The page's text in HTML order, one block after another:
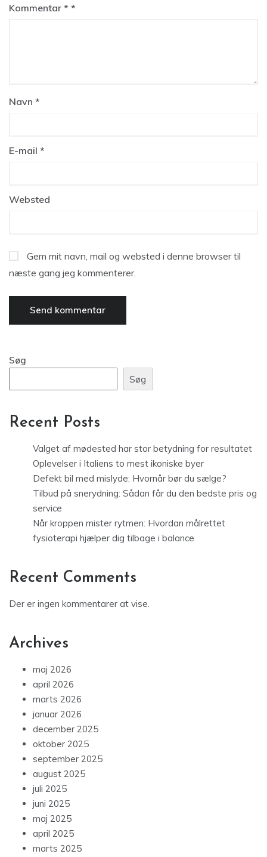
Kommentar *
Navn *
E-mail *
Websted
Gem mit navn, mail og websted i denne browser til
næste gang jeg kommenterer.
Søg
Søg
Recent Posts
Valget af mødested har stor betydning for resultatet
Oplevelser i Italiens to mest ikoniske byer
Defekt bil med mislyde: Hvornår bør du sælge?
Tilbud på snerydning: Sådan får du den bedste pris og
service
Når kroppen mister rytmen: Hvordan målrettet
fysioterapi hjælper dig tilbage i balance
Recent Comments
Der er ingen kommentarer at vise.
Archives
maj 2026
april 2026
marts 2026
januar 2026
december 2025
oktober 2025
september 2025
august 2025
juli 2025
juni 2025
maj 2025
april 2025
marts 2025